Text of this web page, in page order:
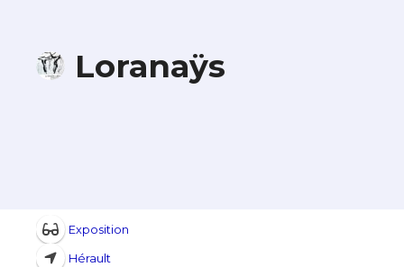
Loranaÿs
Exposition
Hérault